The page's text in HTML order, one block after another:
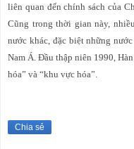
liên quan đến chính sách của
Cũng trong thời gian này,
nước khác, đặc biệt những
Nam Á. Đầu thập niên 1990,
hóa” và “khu vực hóa”.
Chia sẻ